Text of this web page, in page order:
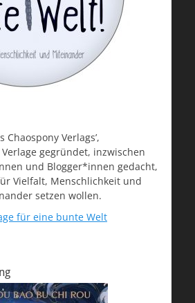
Verlags’,
gegründet, inzwischen
und Blogger*innen gedacht,
Vielfalt, Menschlichkeit und
setzen wollen.
für eine bunte Welt